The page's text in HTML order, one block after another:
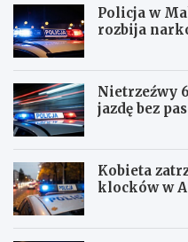
Policja w
rozbija
Nietrzeźwy
jazdę bez
Kobieta
klocków w